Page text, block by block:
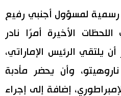
رسمية لمسؤول أجنبي رفيع
الأخيرة أمرًا نادر
يلتقي الرئيس الإماراتي،
ناروهيتو، وأن يحضر مأدبة
إضافة إلى إجراء